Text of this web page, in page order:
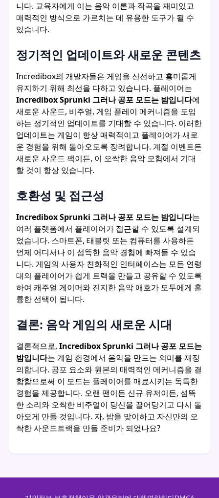
니다. 교육자에게 이는 음악 이론과 작곡을 재미있고
매력적인 방식으로 가르치는 데 유용한 도구가 될 수
있습니다.
정기적인 업데이트와 새로운 콘텐츠
Incredibox의 개발자들은 게임을 신선하고 흥미롭게
유지하기 위해 최선을 다하고 있습니다. 플레이어는
Incredibox Sprunki 그러나 공포 모드는 밤입니다에
새로운 사운드, 비주얼, 게임 플레이 메커니즘을 도입
하는 정기적인 업데이트를 기대할 수 있습니다. 이러한
업데이트는 게임이 항상 매력적이고 플레이어가 새로
운 경험을 위해 돌아오도록 장려합니다. 계절 이벤트든
새로운 사운드 팩이든, 이 오싹한 음악 모험에서 기대
할 것이 항상 있습니다.
호환성 및 접근성
Incredibox Sprunki 그러나 공포 모드는 밤입니다는
여러 플랫폼에서 플레이어가 접근할 수 있도록 설계되
었습니다. 스마트폰, 태블릿 또는 컴퓨터를 사용하든
언제 어디서나 이 섬뜩한 음악 경험에 빠져들 수 있습
니다. 게임의 사용자 친화적인 인터페이스는 모든 연령
대의 플레이어가 쉽게 트랙을 만들고 공유할 수 있도록
하여 캐주얼 게이머와 진지한 음악 애호가 모두에게 훌
륭한 선택이 됩니다.
결론: 음악 게임의 새로운 시대
결론적으로, Incredibox Sprunki 그러나 공포 모드는
밤입니다는 게임 환경에서 음악을 만드는 의미를 재정
의합니다. 공포 요소와 원본의 매력적인 메커니즘을 결
합함으로써 이 모드는 플레이어를 매료시키는 독특한
경험을 제공합니다. 오랜 팬이든 신규 유저이든, 섬뜩
한 소리와 오싹한 비주얼이 당신을 끌어당기고 다시 돌
아오게 만들 것입니다. 자, 밤을 맞이하고 자신만의 오
싹한 사운드트랙을 만들 준비가 되었나요?